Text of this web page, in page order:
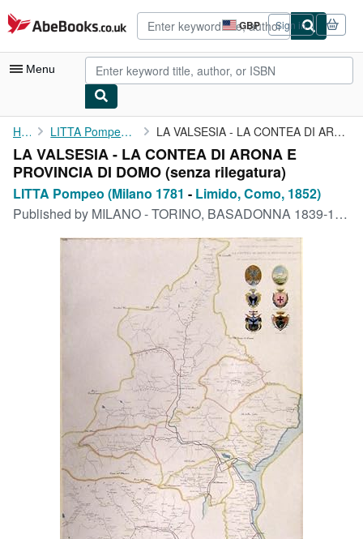
Skip to main content
AbeBooks.co.uk GBP
Site
shopping
preferences
Sign in
Menu
My Account
My Purchases
Advanced Search
Browse Collections
Rare Books
CLOSE
Home LITTA Pompeo (Milano 1781 LA VALSESIA - LA CONTEA DI ARONA E PROVINCIA DI DOMO
LA VALSESIA - LA CONTEA DI ARONA E
PROVINCIA DI DOMO (senza rilegatura)
LITTA Pompeo (Milano 1781 - Limido, Como, 1852)
Published by MILANO - TORINO, BASADONNA 1839-1845